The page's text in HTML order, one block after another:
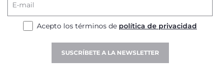
E-mail
Acepto los términos de política de privacidad
SUSCRÍBETE A LA NEWSLETTER